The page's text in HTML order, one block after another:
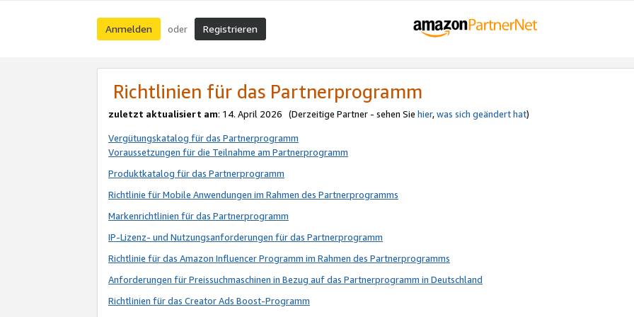
Anmelden oder Registrieren
Richtlinien für das Partnerprogramm
zuletzt aktualisiert am: 14. April 2026 (Derzeitige Partner - sehen Sie hier,was sich geändert hat)
Vergütungskatalog für das Partnerprogramm
Voraussetzungen für die Teilnahme am Partnerprogramm
Produktkatalog für das Partnerprogramm
Richtlinie für Mobile Anwendungen im Rahmen des Partnerprogramms
Markenrichtlinien für das Partnerprogramm
IP-Lizenz- und Nutzungsanforderungen für das Partnerprogramm
Richtlinie für das Amazon Influencer Programm im Rahmen des Partnerprogramms
Anforderungen für Preissuchmaschinen in Bezug auf das Partnerprogramm in Deutschland
Richtlinien für das Creator Ads Boost-Programm